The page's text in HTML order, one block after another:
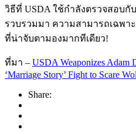
วิธีที่ USDA ใช้กำลังตรวจสอบกั
รวบรวมมา ความสามารถเฉพา
ที่น่าจับตามองมากทีเดียว!
ที่มา – USDA Weaponizes Adam
‘Marriage Story’ Fight to Scare
Share: